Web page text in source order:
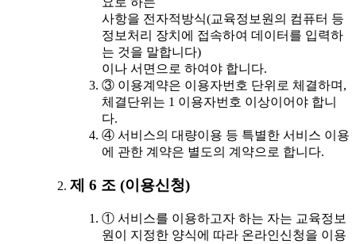
사항을 전자적방식(교육정보원의 컴퓨터 등
정보처리 장치에 접속하여 데이터를 입력하
는 것을 말합니다)
이나 서면으로 하여야 합니다.
③ 이용계약은 이용자번호 단위로 체결하며,
체결단위는 1 이용자번호 이상이어야 합니
다.
④ 서비스의 대량이용 등 특별한 서비스 이용
에 관한 계약은 별도의 계약으로 합니다.
제 6 조 (이용신청)
① 서비스를 이용하고자 하는 자는 교육정보
원이 지정한 양식에 따라 온라인신청을 이용